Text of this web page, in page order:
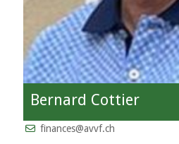
Bernard Cottier
finances@avvf.ch